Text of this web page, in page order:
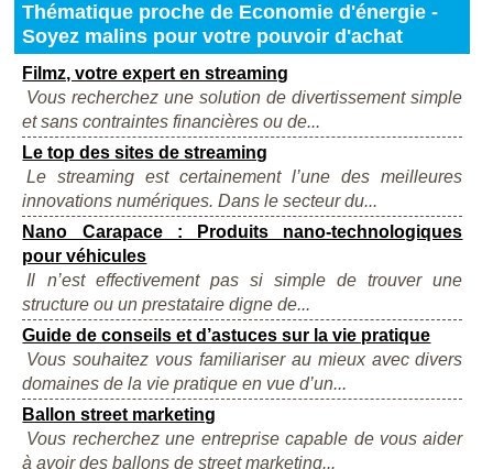
Thématique proche de Economie d'énergie -
Soyez malins pour votre pouvoir d'achat
Filmz, votre expert en streaming
Vous recherchez une solution de divertissement simple
et sans contraintes financières ou de...
Le top des sites de streaming
Le streaming est certainement l’une des meilleures
innovations numériques. Dans le secteur du...
Nano Carapace : Produits nano-technologiques
pour véhicules
Il n’est effectivement pas si simple de trouver une
structure ou un prestataire digne de...
Guide de conseils et d’astuces sur la vie pratique
Vous souhaitez vous familiariser au mieux avec divers
domaines de la vie pratique en vue d’un...
Ballon street marketing
Vous recherchez une entreprise capable de vous aider
à avoir des ballons de street marketing...